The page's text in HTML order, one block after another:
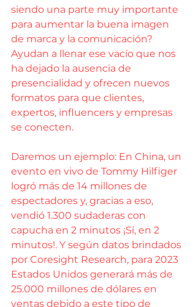
siendo una parte muy importante
para aumentar la buena imagen
de marca y la comunicación?
Ayudan a llenar ese vacío que nos
ha dejado la ausencia de
presencialidad y ofrecen nuevos
formatos para que clientes,
expertos, influencers y empresas
se conecten.
Daremos un ejemplo: En China, un
evento en vivo de Tommy Hilfiger
logró más de 14 millones de
espectadores y, gracias a eso,
vendió 1.300 sudaderas con
capucha en 2 minutos ¡Sí, en 2
minutos!. Y según datos brindados
por Coresight Research, para 2023
Estados Unidos generará más de
25.000 millones de dólares en
ventas debido a este tipo de